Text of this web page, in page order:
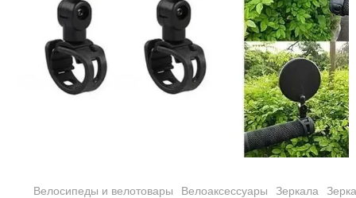
Велосипеды и велотовары Велоаксессуары Зеркала